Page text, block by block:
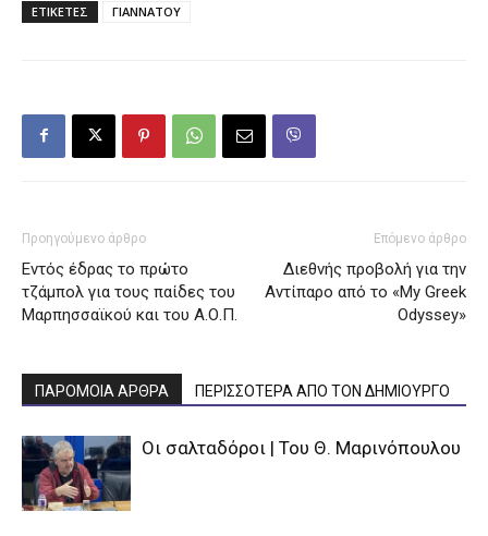
ΕΤΙΚΕΤΕΣ ΓΙΑΝΝΑΤΟΥ
Προηγούμενο άρθρο
Εντός έδρας το πρώτο
τζάμπολ για τους παίδες του
Μαρπησσαϊκού και του Α.Ο.Π.
Επόμενο άρθρο
Διεθνής προβολή για την
Αντίπαρο από το «My Greek
Odyssey»
ΠΑΡΟΜΟΙΑ ΑΡΘΡΑ ΠΕΡΙΣΣΟΤΕΡΑ ΑΠΟ ΤΟΝ ΔΗΜΙΟΥΡΓΟ
Οι σαλταδόροι | Του Θ. Μαρινόπουλου